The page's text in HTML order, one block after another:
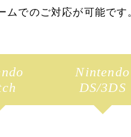
ムでのご対応が可能です
Nintendo
DS/3DS